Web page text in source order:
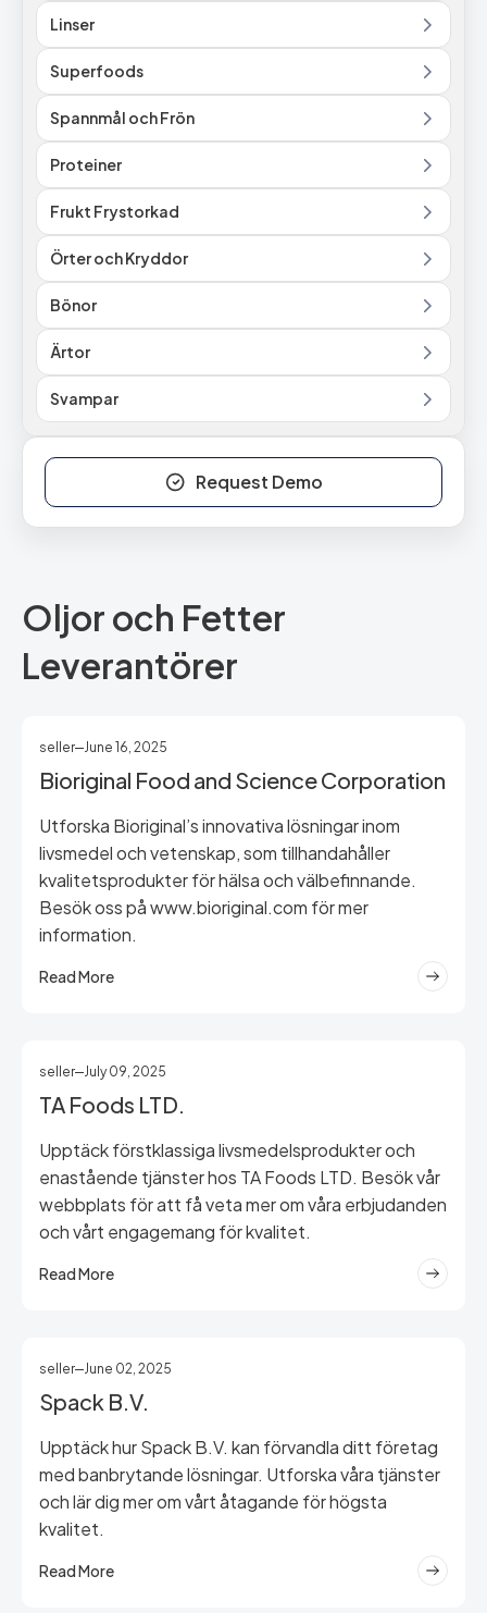
Linser
Superfoods
Spannmål och Frön
Proteiner
Frukt Frystorkad
Örter och Kryddor
Bönor
Ärtor
Svampar
Request Demo
Oljor och Fetter
Leverantörer
seller June 16, 2025
Bioriginal Food and Science Corporation
Utforska Bioriginal’s innovativa lösningar inom
livsmedel och vetenskap, som tillhandahåller
kvalitetsprodukter för hälsa och välbefinnande.
Besök oss på www.bioriginal.com för mer
information.
Read More
seller July 09, 2025
TA Foods LTD.
Upptäck förstklassiga livsmedelsprodukter och
enastående tjänster hos TA Foods LTD. Besök vår
webbplats för att få veta mer om våra erbjudanden
och vårt engagemang för kvalitet.
Read More
seller June 02, 2025
Spack B.V.
Upptäck hur Spack B.V. kan förvandla ditt företag
med banbrytande lösningar. Utforska våra tjänster
och lär dig mer om vårt åtagande för högsta
kvalitet.
Read More